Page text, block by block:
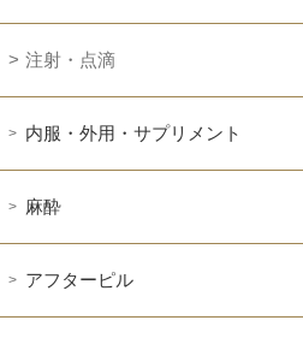
注射・点滴
内服・外用・サプリメント
麻酔
アフターピル